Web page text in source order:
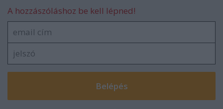
A hozzászóláshoz be kell lépned!